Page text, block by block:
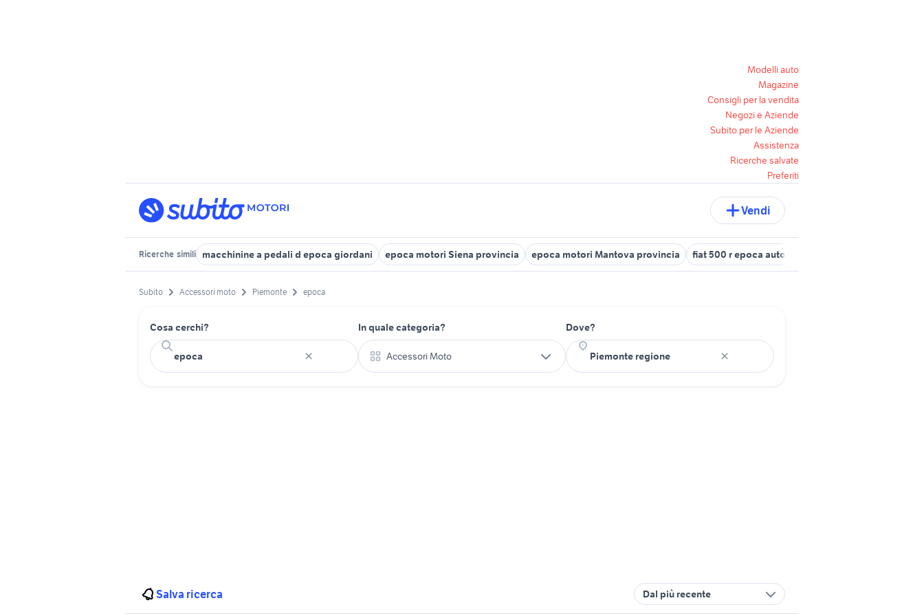
Modelli auto
Magazine
Consigli per la vendita
Negozi e Aziende
Subito per le Aziende
Assistenza
Ricerche salvate
Preferiti
Vendi
Ricerche simili macchinine a pedali d epoca giordani epoca motori Siena provincia epoca motori Mantova provincia fiat 500 r epoca auto
Subito Accessori moto Piemonte epoca
Cosa cerchi? In quale categoria?
Accessori Moto
Dove?
Salva ricerca Dal più recente